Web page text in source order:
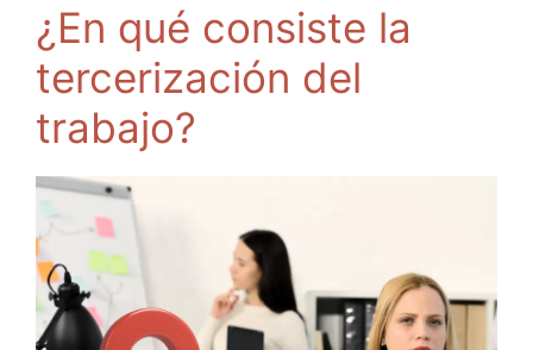
¿En qué consiste la
tercerización del
trabajo?